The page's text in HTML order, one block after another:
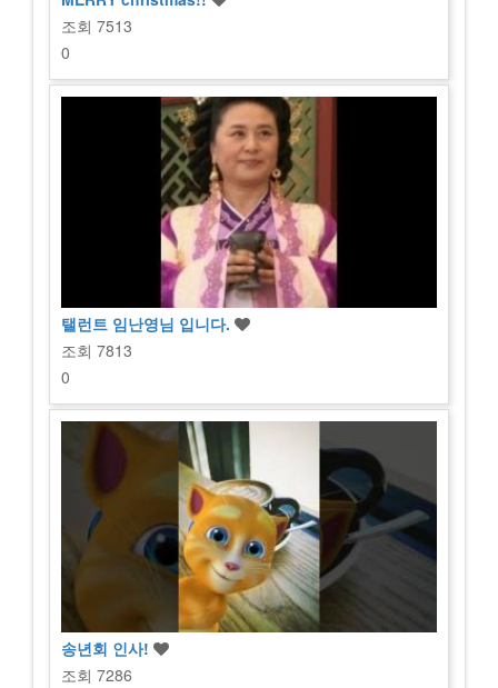
조회 7513
0
탤런트 임난영님 입니다.
조회 7813
0
송년회 인사!
조회 7286